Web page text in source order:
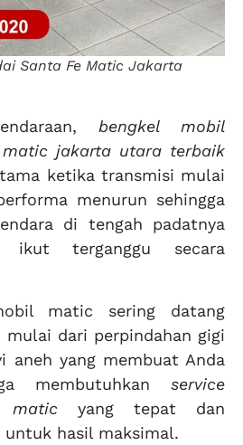
Santa Fe Matic Jakarta
bengkel mobil
jakarta utara terbaik
ketika transmisi mulai
menurun sehingga
di tengah padatnya
ikut terganggu secara
matic sering datang
dari perpindahan gigi
aneh yang membuat Anda
membutuhkan service
matic yang tepat dan
untuk hasil maksimal.